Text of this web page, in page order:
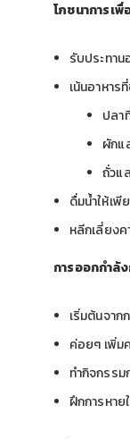
โภชนาการเ
รับประทา
เน้นอาหาร
ปลา
ผักแ
ถั่วแ
ดื่มน้ำให้เ
หลีกเลี่ยง
การออกกำลั
เริ่มต้นจาก
ค่อยๆ เพิ่ม
ทำกิจกรร
ฝึกการหาย